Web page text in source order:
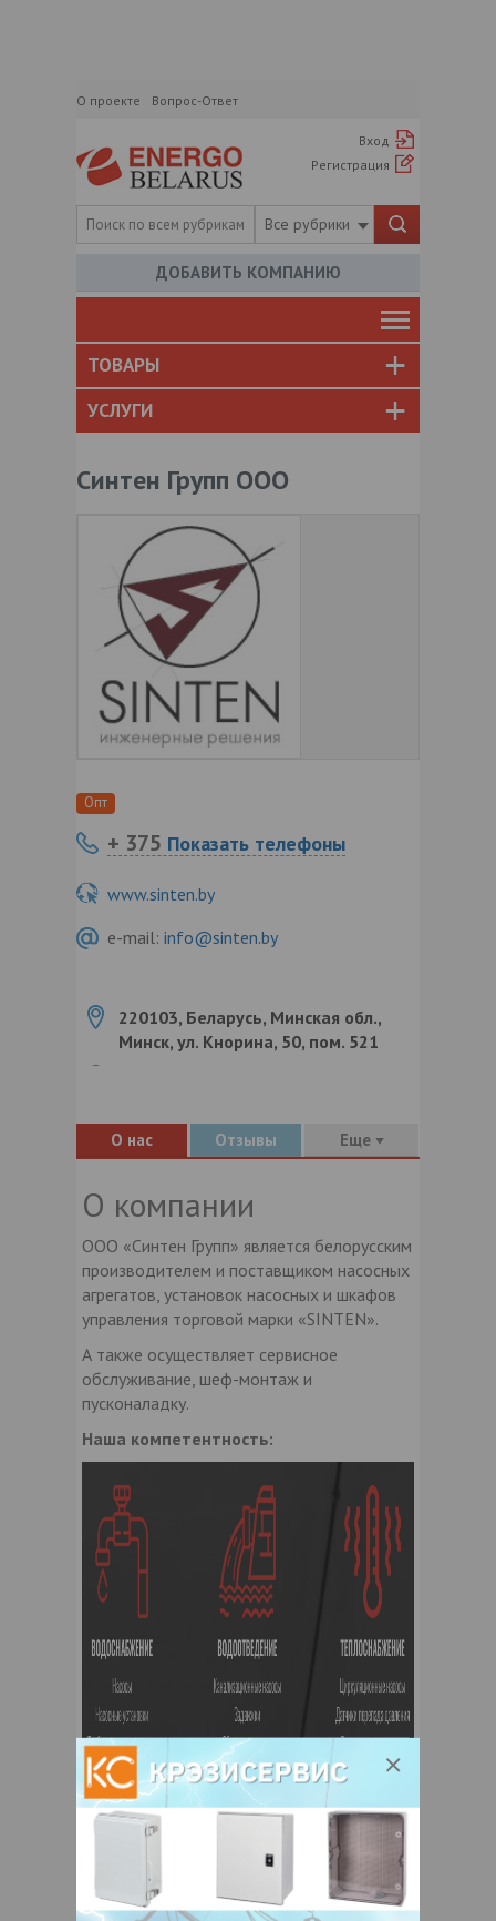
О проекте Вопрос-Ответ
Вход
Регистрация
Все рубрики
ДОБАВИТЬ КОМПАНИЮ
ТОВАРЫ
УСЛУГИ
Синтен Групп ООО
Опт
+ 375 Показать телефоны
www.sinten.by
e-mail: info@sinten.by
220103, Беларусь, Минская обл.,
Минск, ул. Кнорина, 50, пом. 521
О нас Отзывы Еще
О компании
ООО «Синтен Групп» является белорусским
производителем и поставщиком насосных
агрегатов, установок насосных и шкафов
управления торговой марки «SINTEN».
А также осуществляет сервисное
обслуживание, шеф-монтаж и
пусконаладку.
Наша компетентность: